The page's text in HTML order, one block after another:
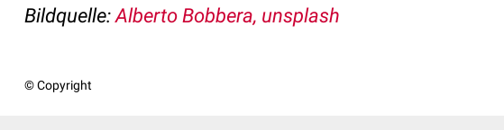
Bildquelle:Alberto Bobbera, unsplash
© Copyright